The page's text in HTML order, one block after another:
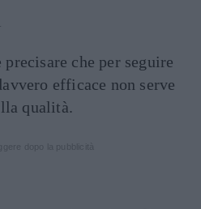
precisare che per seguire
efficace non serve
qualità.